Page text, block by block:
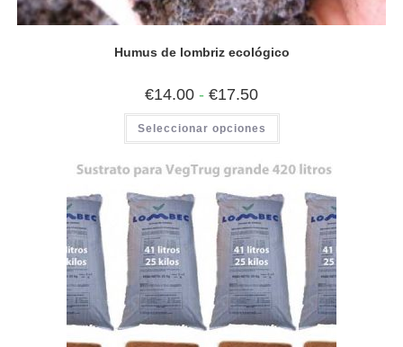
Humus de lombriz ecológico
€14.00 - €17.50Rango
precios:
desde
€14.00
€17.50
Seleccionar opciones
Este
tiene
variantes.
opciones
se
pueden
elegir
en
la
página
de
producto